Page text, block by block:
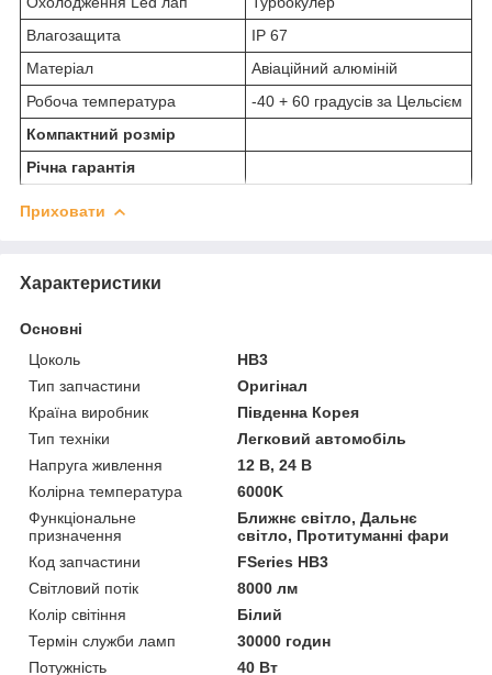
Влагозащита
IP 67
Матеріал
Авіаційний алюміній
Робоча температура
-40 + 60 градусів за Цельсієм
Компактний розмір
Річна гарантія
Приховати
Характеристики
Основні
Цоколь
HB3
Тип запчастини
Оригінал
Країна виробник
Південна Корея
Тип техніки
Легковий автомобіль
Напруга живлення
12 В, 24 В
Колірна температура
6000K
Функціональне
призначення
Ближнє світло, Дальнє
світло, Протитуманні фари
Код запчастини
FSeries НВ3
Світловий потік
8000 лм
Колір світіння
Білий
Термін служби ламп
30000 годин
Потужність
40 Вт